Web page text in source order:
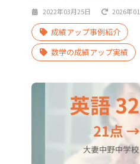
2022年03月25日 2026年
成績アップ事例紹介
数学の成績アップ実績